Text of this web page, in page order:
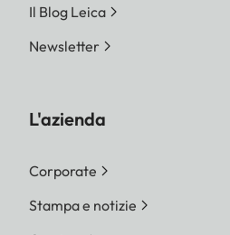
Il Blog Leica
Newsletter
L'azienda
Corporate
Stampa e notizie